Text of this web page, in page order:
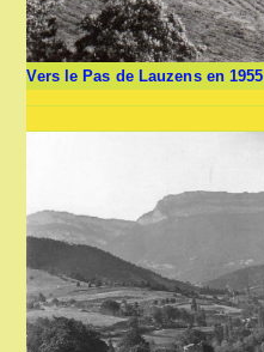
Vers le Pas de Lauzens en 1955